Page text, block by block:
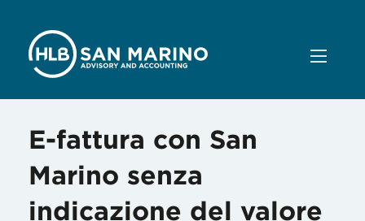
E-fattura con San
Marino senza
indicazione del valore